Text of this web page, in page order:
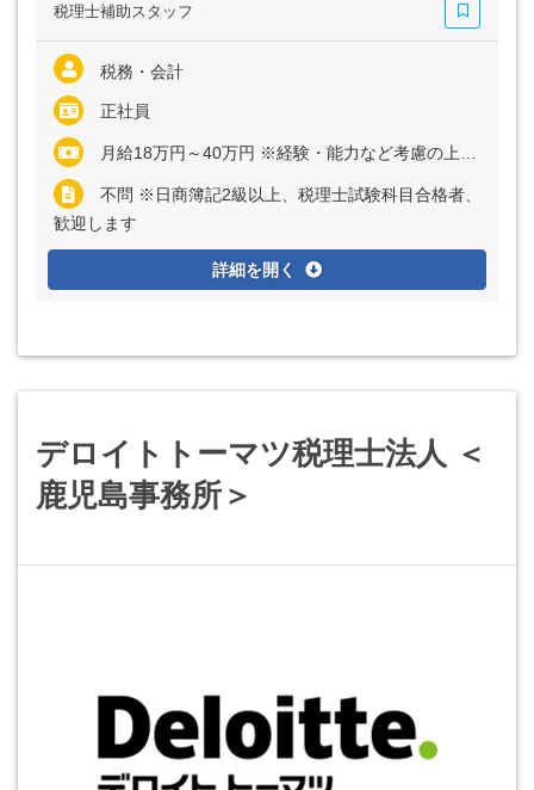
税理士補助スタッフ
税務・会計
正社員
月給18万円～40万円 ※経験・能力など考慮の上、決定いたします ※残業代は全額支給
不問 ※日商簿記2級以上、税理士試験科目合格者、
歓迎します
詳細を開く
デロイトトーマツ税理士法人 ＜
鹿児島事務所＞